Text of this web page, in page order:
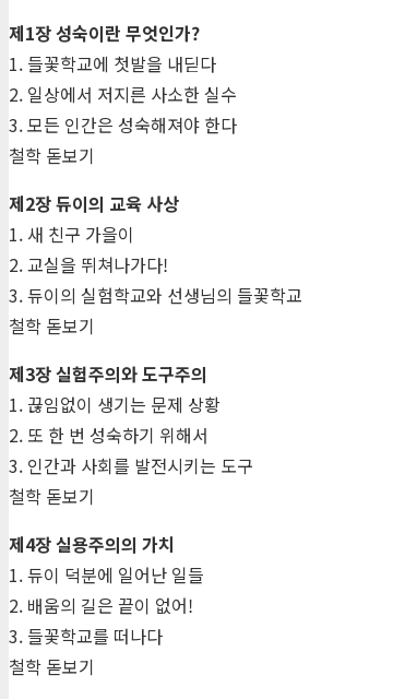
제1장 성숙이란 무엇인가?
1. 들꽃학교에 첫발을 내딛다
2. 일상에서 저지른 사소한 실수
3. 모든 인간은 성숙해져야 한다
철학 돋보기
제2장 듀이의 교육 사상
1. 새 친구 가을이
2. 교실을 뛰쳐나가다!
3. 듀이의 실험학교와 선생님의 들꽃학교
철학 돋보기
제3장 실험주의와 도구주의
1. 끊임없이 생기는 문제 상황
2. 또 한 번 성숙하기 위해서
3. 인간과 사회를 발전시키는 도구
철학 돋보기
제4장 실용주의의 가치
1. 듀이 덕분에 일어난 일들
2. 배움의 길은 끝이 없어!
3. 들꽃학교를 떠나다
철학 돋보기